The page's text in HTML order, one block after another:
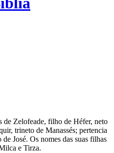
de Zelofeade, filho de Héfer, neto
trineto de Manassés; pertencia
José. Os nomes das suas filhas
e Tirza.